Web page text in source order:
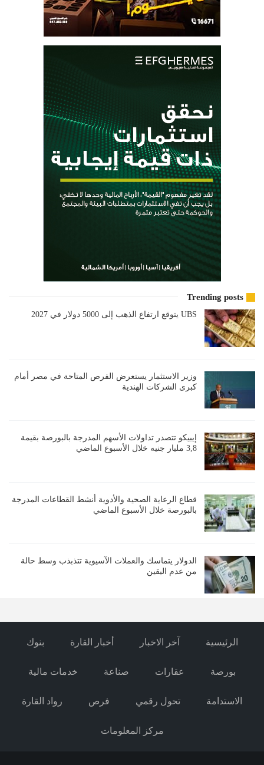
Trending posts
UBS يتوقع ارتفاع الذهب إلى 5000 دولار في 2027
وزير الاستثمار يستعرض الفرص المتاحة في مصر أمام
كبرى الشركات الهندية
إيبيكو تتصدر تداولات الأسهم المدرجة بالبورصة بقيمة
3,8 مليار جنيه خلال الأسبوع الماضي
قطاع الرعاية الصحية والأدوية أنشط القطاعات المدرجة
بالبورصة خلال الأسبوع الماضي
الدولار يتماسك والعملات الآسيوية تتذبذب وسط حالة
من عدم اليقين
الرئيسية آخر الاخبار أخبار القارة بنوك
بورصة عقارات صناعة خدمات مالية
الاستدامة تحول رقمي فرص رواد القارة
مركز المعلومات